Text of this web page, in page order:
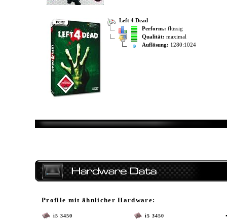
Left 4 Dead
Perform.: flüssig
Qualität: maximal
Auflösung: 1280:1024
Profile mit ähnlicher Hardware:
i5 3450
i5 3450